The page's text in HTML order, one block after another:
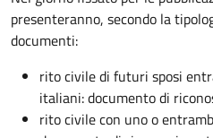
presenteranno, secondo la
documenti:
rito civile di futuri sposi
italiani: documento di
rito civile con uno o